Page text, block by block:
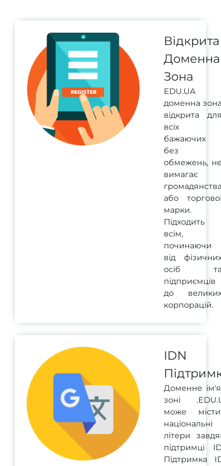
Відкрита
Доменна
Зона
EDU.UA
доменна
відкрита
всіх
бажаючих
без
обмежень,
вимагає
або
марки.
Підходить
всім,
починаючи
від
осіб
підприємців
до
корпорацій.
IDN
Доменне
зоні
може
національні
літери
підтримці
Підтримка